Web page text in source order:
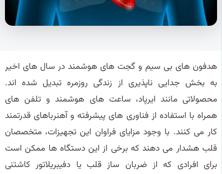
هدفون های بی سیم و گجت های هوشمند در سال های اخیر
به بخش جدایی ناپذیری از زندگی روزمره تبدیل شده اند.
محصولاتی مانند ایرپاد، ساعت های هوشمند و تلفن های
همراه با استفاده از فناوری های پیشرفته و آهنرباهای قدرتمند
کار می کنند. با وجود مزایای فراوان این تجهیزات، متخصصان
قلب هشدار می دهند که برخی از این دستگاه ها ممکن است
برای افرادی که از ضربان ساز قلب یا دفیبریلاتور کاشتنی